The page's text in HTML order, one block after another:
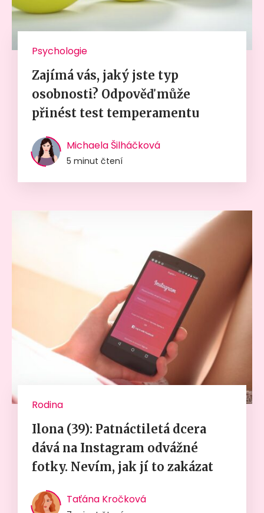
Psychologie
Zajímá vás, jaký jste typ
osobnosti? Odpověď může
přinést test temperamentu
Michaela Šilháčková
5 minut čtení
Rodina
Ilona (39): Patnáctiletá dcera
dává na Instagram odvážné
fotky. Nevím, jak jí to zakázat
Taťána Kročková